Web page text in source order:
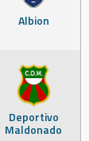
Albion
Deportivo
Maldonado